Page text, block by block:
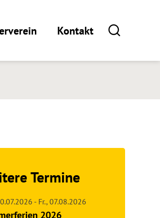
Kontakt
Termine
- Fr., 07.08.2026
2026